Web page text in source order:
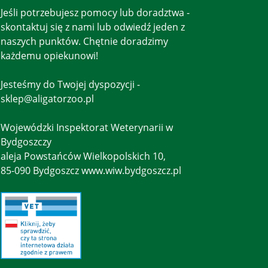
Jeśli potrzebujesz pomocy lub doradztwa -
skontaktuj się z nami lub odwiedź jeden z
naszych punktów. Chętnie doradzimy
każdemu opiekunowi!
Jesteśmy do Twojej dyspozycji -
sklep@aligatorzoo.pl
Wojewódzki Inspektorat Weterynarii w
Bydgoszczy
aleja Powstańców Wielkopolskich 10,
85-090 Bydgoszcz www.wiw.bydgoszcz.pl